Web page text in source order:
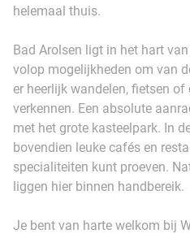
helemaal thuis.
Bad Arolsen ligt in het hart
volop mogelijkheden om van
er heerlijk wandelen, fietsen
verkennen. Een absolute
met het grote kasteelpark. In
bovendien leuke cafés en
specialiteiten kunt proeven.
liggen hier binnen handbereik.
Je bent van harte welkom bij